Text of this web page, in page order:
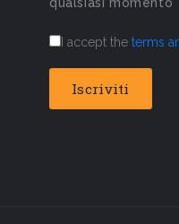
qualsiasi momento
I accept the terms